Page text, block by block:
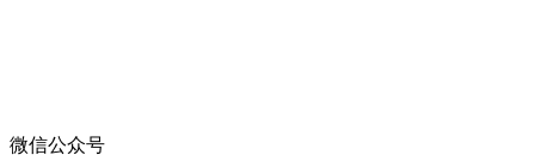
微信公众号